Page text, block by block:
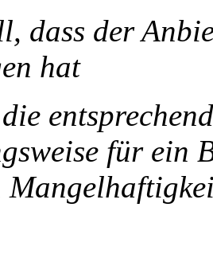
dass der
hat
für ein